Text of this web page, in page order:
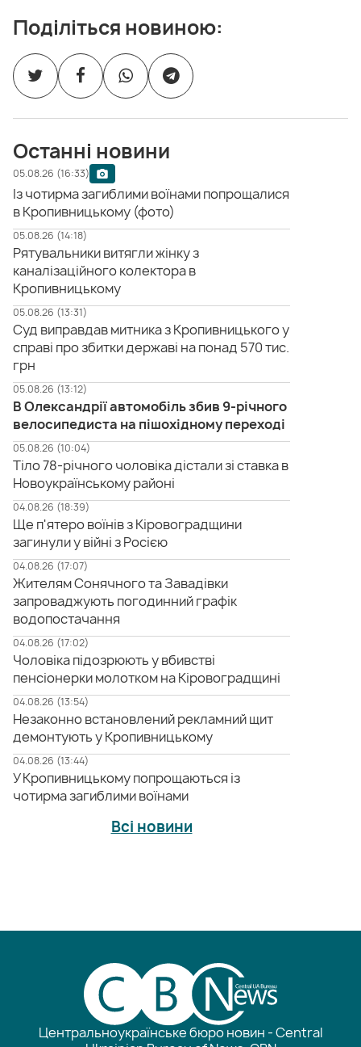
Поділіться новиною:
Останні новини
05.08.26 (16:33)
Із чотирма загиблими воїнами попрощалися
в Кропивницькому (фото)
05.08.26 (14:18)
Рятувальники витягли жінку з
каналізаційного колектора в
Кропивницькому
05.08.26 (13:31)
Суд виправдав митника з Кропивницького у
справі про збитки державі на понад 570 тис.
грн
05.08.26 (13:12)
В Олександрії автомобіль збив 9-річного
велосипедиста на пішохідному переході
05.08.26 (10:04)
Тіло 78-річного чоловіка дістали зі ставка в
Новоукраїнському районі
04.08.26 (18:39)
Ще п'ятеро воїнів з Кіровоградщини
загинули у війні з Росією
04.08.26 (17:07)
Жителям Сонячного та Завадівки
запроваджують погодинний графік
водопостачання
04.08.26 (17:02)
Чоловіка підозрюють у вбивстві
пенсіонерки молотком на Кіровоградщині
04.08.26 (13:54)
Незаконно встановлений рекламний щит
демонтують у Кропивницькому
04.08.26 (13:44)
У Кропивницькому попрощаються із
чотирма загиблими воїнами
Всі новини
Центральноукраїнське бюро новин - Central